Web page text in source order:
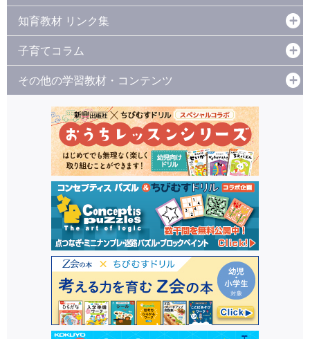
知育教材 リンク集
子育てコラム
その他の学習教材・コンテンツ